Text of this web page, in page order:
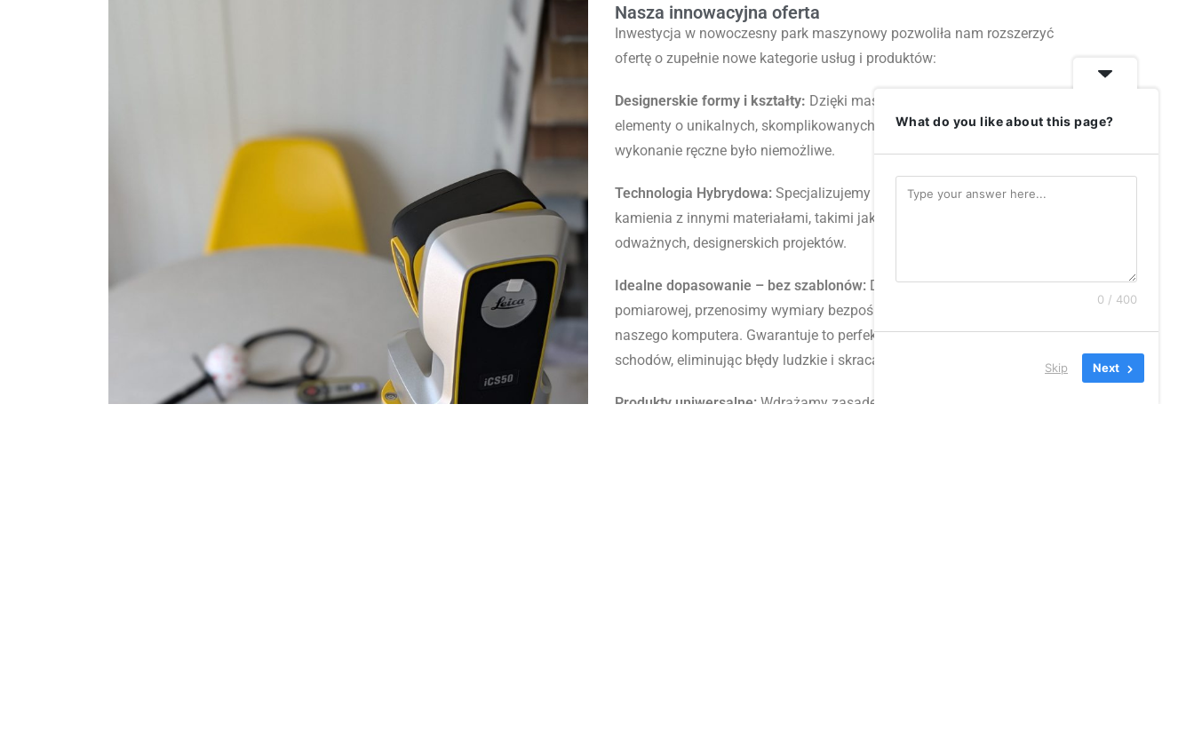
Nasza innowacyjna oferta
Inwestycja w nowoczesny park maszynowy pozwoliła nam rozszerzyć
ofertę o zupełnie nowe kategorie usług i produktów:
Designerskie formy i kształty: Dzięki maszynowej precyzji tworzymy
elementy o unikalnych, skomplikowanych geometriach, których
wykonanie ręczne było niemożliwe.
Technologia Hybrydowa: Specjalizujemy się w nowoczesnych łączeniach
kamienia z innymi materiałami, takimi jak szkło, co pozwala na realizację
odważnych, designerskich projektów.
Idealne dopasowanie – bez szablonów: Dzięki elektronicznej głowicy
pomiarowej, przenosimy wymiary bezpośrednio z Twojego domu do
naszego komputera. Gwarantuje to perfekcyjne dopasowanie blatów i
schodów, eliminując błędy ludzkie i skracając czas realizacji
Produkty uniwersalne: Wdrażamy zasadę projektowania uniwersalnego.
What do you like about this page?
0 / 400
Skip Next